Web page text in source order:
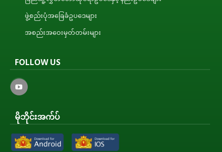
ဖွဲ့စည်းပုံအခြေခံဥပဒေများ
အစည်းအဝေးမှတ်တမ်းများ
FOLLOW US
မိုဘိုင်းအက်ပ်